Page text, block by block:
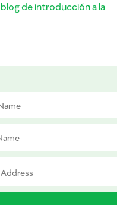
de introducción a la